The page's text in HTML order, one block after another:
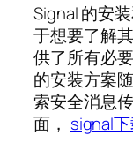
Signal 的安
于想要了解
供了所有必
的安装方案
索安全消息
面， signal